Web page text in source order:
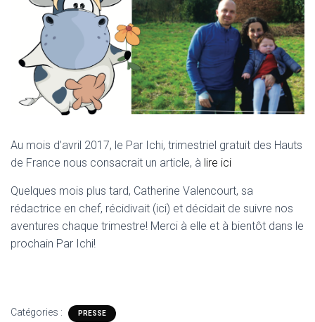
O
N
Au mois d’avril 2017, le Par Ichi, trimestriel gratuit des Hauts
de France nous consacrait un article, à lire ici
Quelques mois plus tard, Catherine Valencourt, sa
rédactrice en chef, récidivait (ici) et décidait de suivre nos
aventures chaque trimestre! Merci à elle et à bientôt dans le
prochain Par Ichi!
Catégories : PRESSE